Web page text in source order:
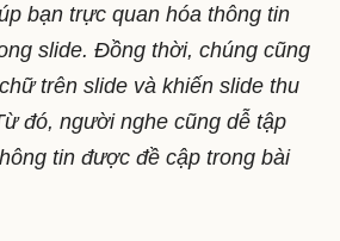
bạn trực quan hóa thông tin
slide. Đồng thời, chúng cũng
trên slide và khiến slide thu
đó, người nghe cũng dễ tập
tin được đề cập trong bài